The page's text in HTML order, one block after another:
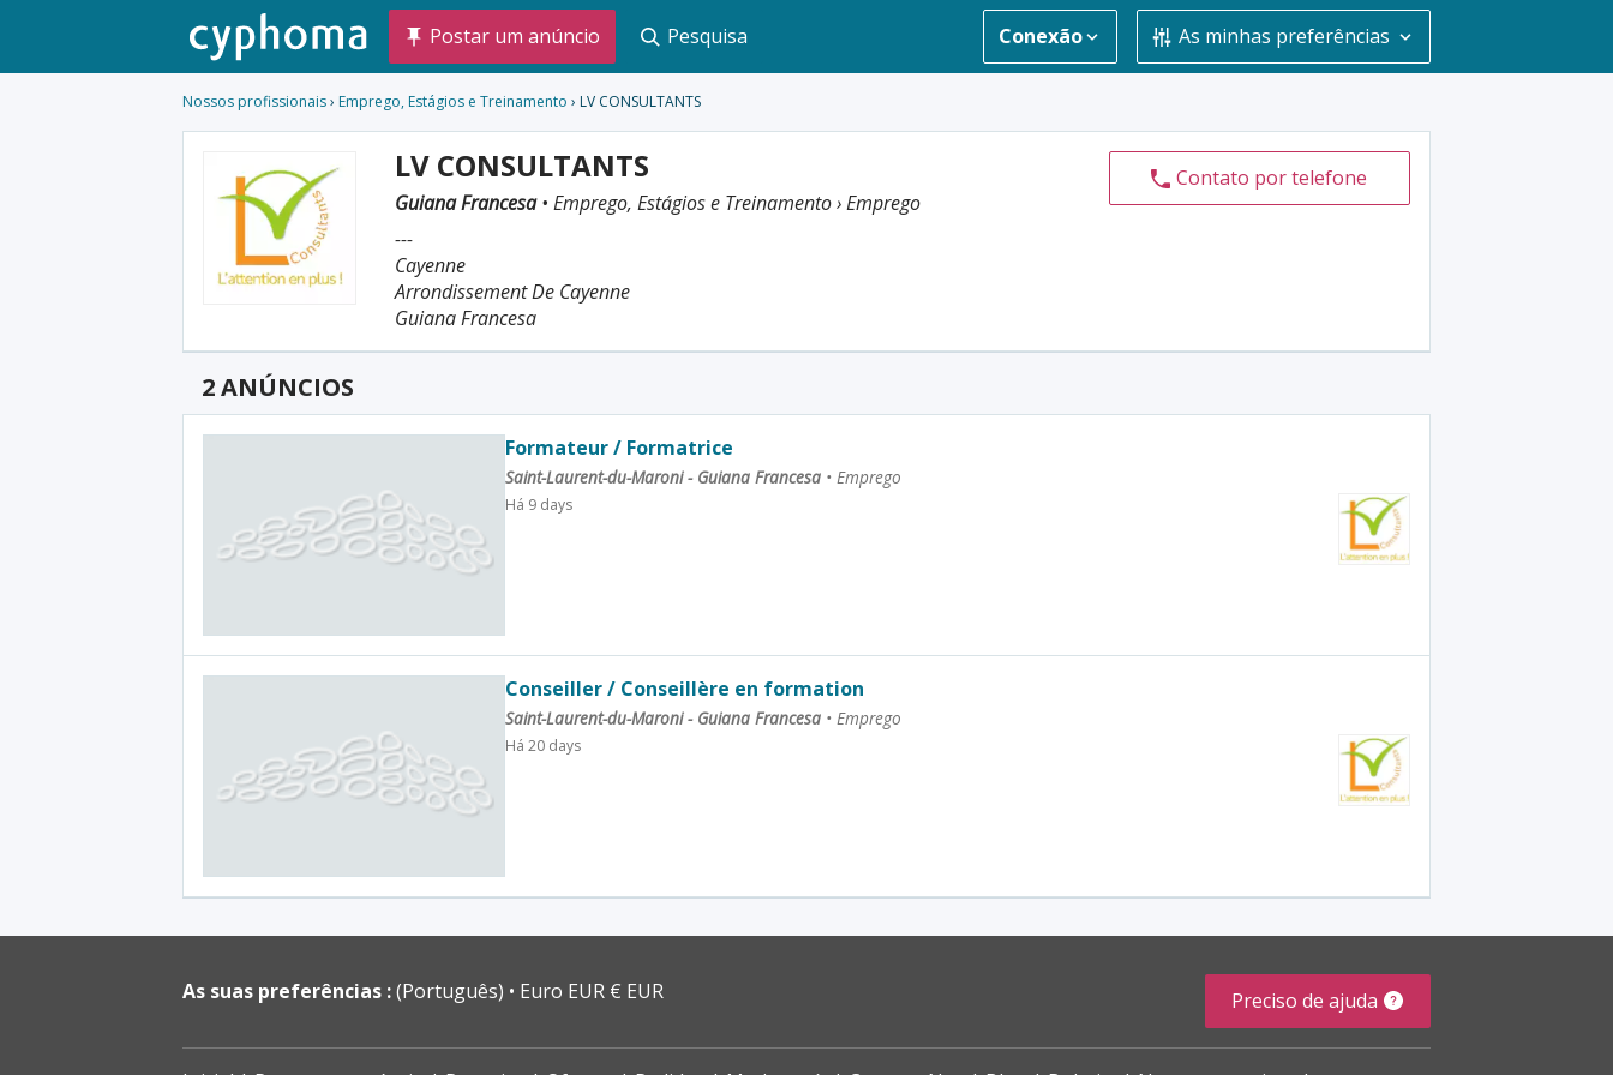
Postar um anúncio Pesquisa Conexão As minhas preferências
Nossos profissionais› Emprego, Estágios e Treinamento › LV CONSULTANTS
LV CONSULTANTS
Guiana Francesa• Emprego, Estágios e Treinamento › Emprego
---
Cayenne
Arrondissement De Cayenne
Guiana Francesa
Contato por telefone
2 ANÚNCIOS
Formateur / Formatrice
Saint-Laurent-du-Maroni - Guiana Francesa • Emprego
Há 9 days
Conseiller / Conseillère en formation
Saint-Laurent-du-Maroni - Guiana Francesa • Emprego
Há 20 days
As suas preferências :(Português) Euro EUR € EUR Preciso de ajuda